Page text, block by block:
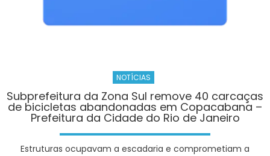
NOTÍCIAS
Subprefeitura da Zona Sul remove 40 carcaças
de bicicletas abandonadas em Copacabana –
Prefeitura da Cidade do Rio de Janeiro
Estruturas ocupavam a escadaria e comprometiam a